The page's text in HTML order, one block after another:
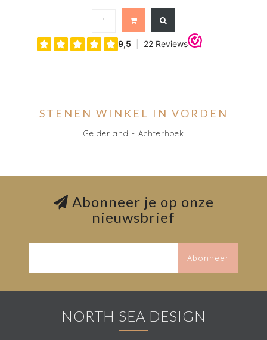
STENEN WINKEL IN VORDEN
Gelderland - Achterhoek
Abonneer je op onze
nieuwsbrief
Abonneer
NORTH SEA DESIGN